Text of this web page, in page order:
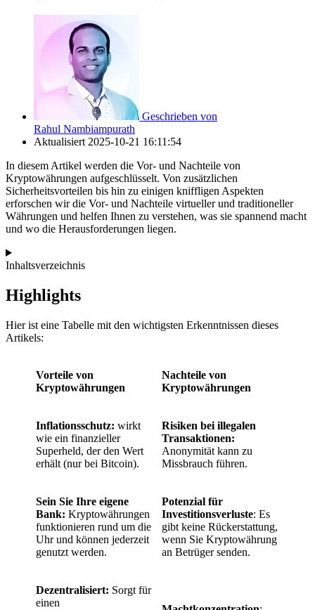
Geschrieben von
Rahul Nambiampurath
Aktualisiert 2025-10-21 16:11:54
In diesem Artikel werden die Vor- und Nachteile von
Kryptowährungen aufgeschlüsselt. Von zusätzlichen
Sicherheitsvorteilen bis hin zu einigen kniffligen Aspekten
erforschen wir die Vor- und Nachteile virtueller und traditioneller
Währungen und helfen Ihnen zu verstehen, was sie spannend macht
und wo die Herausforderungen liegen.
Inhaltsverzeichnis
Highlights
Hier ist eine Tabelle mit den wichtigsten Erkenntnissen dieses
Artikels:
Vorteile von
Kryptowährungen
Nachteile von
Kryptowährungen
Inflationsschutz: wirkt
wie ein finanzieller
Superheld, der den Wert
erhält (nur bei Bitcoin).
Risiken bei illegalen
Transaktionen:
Anonymität kann zu
Missbrauch führen.
Sein Sie Ihre eigene
Bank: Kryptowährungen
funktionieren rund um die
Uhr und können jederzeit
genutzt werden.
Potenzial für
Investitionsverluste: Es
gibt keine Rückerstattung,
wenn Sie Kryptowährung
an Betrüger senden.
Dezentralisiert: Sorgt für
einen